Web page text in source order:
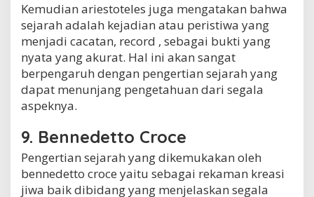
Kemudian ariestoteles juga mengatakan bahwa
sejarah adalah kejadian atau peristiwa yang
menjadi cacatan, record , sebagai bukti yang
nyata yang akurat. Hal ini akan sangat
berpengaruh dengan pengertian sejarah yang
dapat menunjang pengetahuan dari segala
aspeknya.
9. Bennedetto Croce
Pengertian sejarah yang dikemukakan oleh
bennedetto croce yaitu sebagai rekaman kreasi
jiwa baik dibidang yang menjelaskan segala